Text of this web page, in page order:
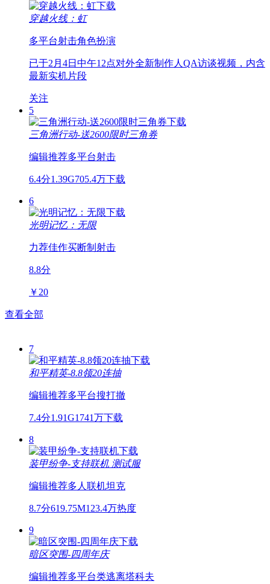
穿越火线：虹
多平台射击角色扮演
已于2月4日中午12点对外全新制作人QA访谈视频，内含
最新实机片段
关注
5
三角洲行动-送2600限时三角券
编辑推荐多平台射击
6.4分1.39G705.4万下载
6
光明记忆：无限
力荐佳作买断制 射击
8.8分
￥20
查看全部
7
和平精英-8.8领20连抽
编辑推荐多平台搜打撤
7.4分1.91G1741万下载
8
装甲纷争-支持联机 测试服
编辑推荐多人联机坦克
8.7分619.75M123.4万热度
9
暗区突围-四周年庆
编辑推荐多平台类逃离塔科夫